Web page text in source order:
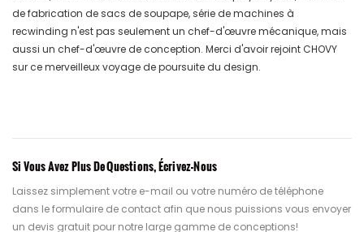
de fabrication de sacs de soupape, série de machines à
recwinding n'est pas seulement un chef-d'œuvre mécanique, mais
aussi un chef-d'œuvre de conception. Merci d'avoir rejoint CHOVY
sur ce merveilleux voyage de poursuite du design.
Si Vous Avez Plus De Questions, Écrivez-Nous
Laissez simplement votre e-mail ou votre numéro de téléphone
dans le formulaire de contact afin que nous puissions vous envoyer
un devis gratuit pour notre large gamme de conceptions!